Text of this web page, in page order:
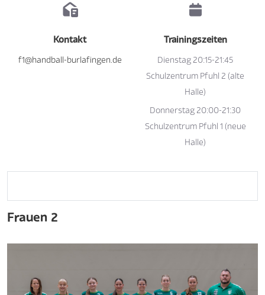
Kontakt
f1@handball-burlafingen.de
Trainingszeiten
Dienstag 20:15-21:45
Schulzentrum Pfuhl 2 (alte
Halle)
Donnerstag 20:00-21:30
Schulzentrum Pfuhl 1 (neue
Halle)
Frauen 2